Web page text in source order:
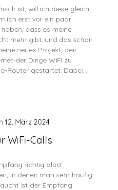
ist, will ich diese gleich
ich erst vor ein paar
dass es meine
mehr gibt, und das schon
neues Projekt, den
der Dinge WiFi zu
Router gestartet. Dabei…
WiFi-Calls
12. März 2024
richtig blöd.
in denen man sehr häufig
ist der Empfang